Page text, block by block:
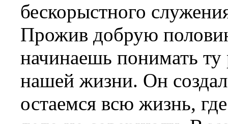
бескорыстного
Прожив добрую
начинаешь понимать
нашей жизни. Он
остаемся всю жизнь,